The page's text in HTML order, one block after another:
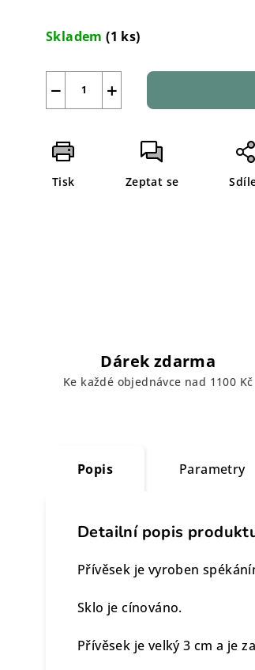
cena:
Skladem(1 ks)
+
−
Tisk Zeptat se
Dárek zdarma
Ke každé objednávce nad 1100 Kč
Popis Parametry
Detailní popis
Přívěsek je vyroben
Sklo je cínováno.
Přívěsek je velký 3 cm a je